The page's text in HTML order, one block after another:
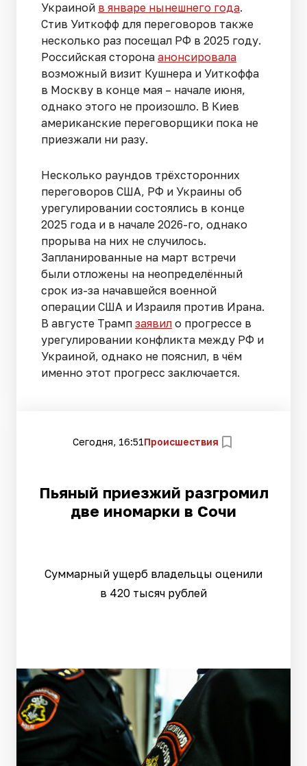
Украиной в январе нынешнего года.
Стив Уиткофф для переговоров также
несколько раз посещал РФ в 2025 году.
Российская сторона анонсировала
возможный визит Кушнера и Уиткоффа
в Москву в конце мая – начале июня,
однако этого не произошло. В Киев
американские переговорщики пока не
приезжали ни разу.
Несколько раундов трёхсторонних
переговоров США, РФ и Украины об
урегулировании состоялись в конце
2025 года и в начале 2026-го, однако
прорыва на них не случилось.
Запланированные на март встречи
были отложены на неопределённый
срок из-за начавшейся военной
операции США и Израиля против Ирана.
В августе Трамп заявил о прогрессе в
урегулировании конфликта между РФ и
Украиной, однако не пояснил, в чём
именно этот прогресс заключается.
Сегодня, 16:51Происшествия
Пьяный приезжий разгромил
две иномарки в Сочи
Суммарный ущерб владельцы оценили
в 420 тысяч рублей